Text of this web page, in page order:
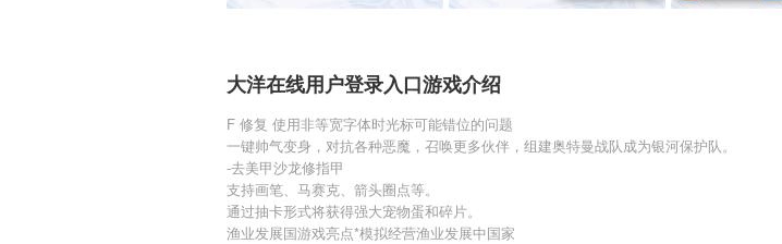
大洋在线用户登录入口游戏介绍
F 修复 使用非等宽字体时光标可能错位的问题
一键帅气变身，对抗各种恶魔，召唤更多伙伴，组建奥特曼战队成为银河保护队。
-去美甲沙龙修指甲
支持画笔、马赛克、箭头圈点等。
通过抽卡形式将获得强大宠物蛋和碎片。
渔业发展国游戏亮点*模拟经营渔业发展中国家